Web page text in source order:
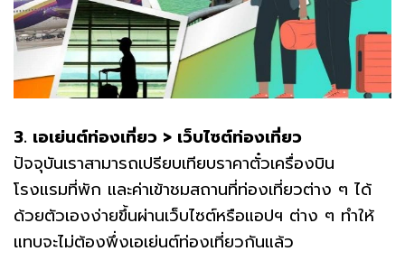
3. เอเย่นต์ท่องเที่ยว > เว็บไซต์ท่องเที่ยว
ปัจจุบันเราสามารถเปรียบเทียบราคาตั๋วเครื่องบิน
โรงแรมที่พัก และค่าเข้าชมสถานที่ท่องเที่ยวต่าง ๆ ได้
ด้วยตัวเองง่ายขึ้นผ่านเว็บไซต์หรือแอปฯ ต่าง ๆ ทำให้
แทบจะไม่ต้องพึ่งเอเย่นต์ท่องเที่ยวกันแล้ว